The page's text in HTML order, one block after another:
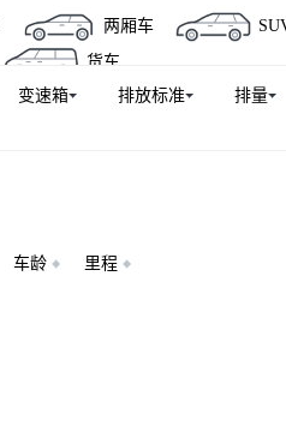
两厢车
货车
变速箱 排放标准 排量
车龄 里程